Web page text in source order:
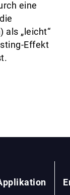
eine
als „leicht“
Effekt